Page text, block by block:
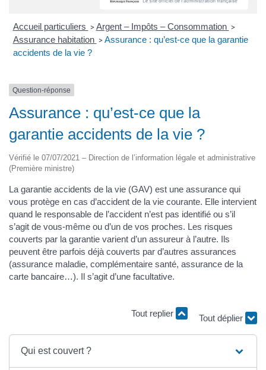
Accueil particuliers > Argent – Impôts – Consommation >
Assurance habitation > Assurance : qu’est-ce que la garantie
accidents de la vie ?
Question-réponse
Assurance : qu’est-ce que la
garantie accidents de la vie ?
Vérifié le 07/07/2021 – Direction de l’information légale et administrative
(Première ministre)
La garantie accidents de la vie (GAV) est une assurance qui
vous protège en cas d’accident de la vie courante. Elle intervient
quand le responsable de l’accident n’est pas identifié ou s’il
s’agit de vous-même ou d’un de vos proches. Les risques
couverts par la garantie varient d’un assureur à l’autre. Ils
peuvent être parfois déjà couverts par d’autres assurances
(assurance maladie, complémentaire santé, assurance de la
carte bancaire…). Il s’agit d’une facultative.
Tout replier
Tout déplier
Qui est couvert ?